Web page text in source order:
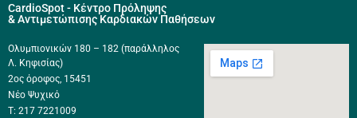
CardioSpot - Κέντρο Πρόληψης
& Αντιμετώπισης Καρδιακών Παθήσεων
Ολυμπιονικών 180 – 182 (παράλληλος
Λ. Κηφισίας)
2ος όροφος, 15451
Νέο Ψυχικό
Τ: 217 7221009